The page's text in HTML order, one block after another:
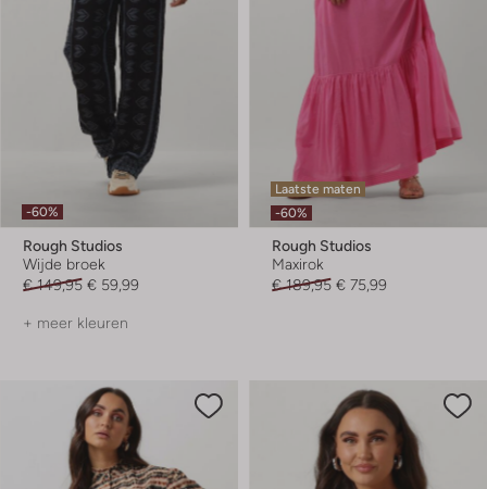
-60%
Rough Studios
Wijde broek
€ 149,95 € 59,99
+ meer kleuren
Laatste maten
-60%
Rough Studios
Maxirok
€ 189,95 € 75,99